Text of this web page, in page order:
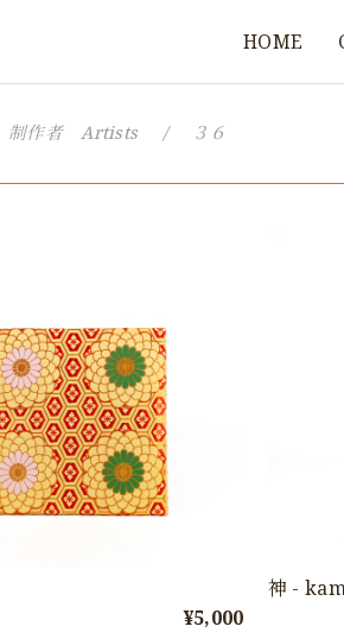
HOME
制作者 Artists ３６
¥5,000
神 -